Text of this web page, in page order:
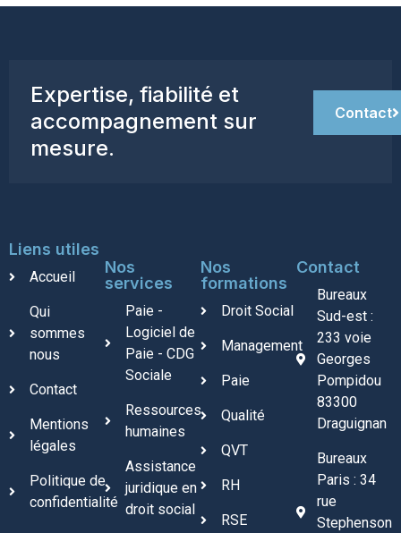
Expertise, fiabilité et
accompagnement sur
mesure.
Contact
Liens utiles
Accueil
Qui
sommes
nous
Contact
Mentions
légales
Politique de
confidentialité
Nos
services
Paie -
Logiciel de
Paie - CDG
Sociale
Ressources
humaines
Assistance
juridique en
droit social
Nos
formations
Droit Social
Management
Paie
Qualité
QVT
RH
RSE
Contact
Bureaux
Sud-est :
233 voie
Georges
Pompidou
83300
Draguignan
Bureaux
Paris : 34
rue
Stephenson